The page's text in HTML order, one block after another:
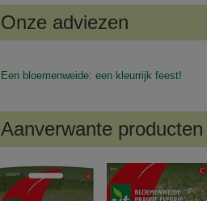
Onze adviezen
Een bloemenweide: een kleurrijk feest!
Aanverwante producten